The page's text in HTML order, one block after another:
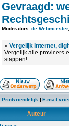
Gevraagd:
Moderators: de Webmeester,
» Vergelijk internet,
Vergelijk alle providers
stappen!
Printvriendelijk | E-mail
Auteur